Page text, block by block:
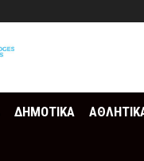
ΔΗΜΟΤΙΚΑ